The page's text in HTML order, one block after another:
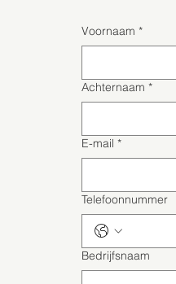
Voornaam *
Achternaam *
E-mail *
Telefoonnummer
Bedrijfsnaam